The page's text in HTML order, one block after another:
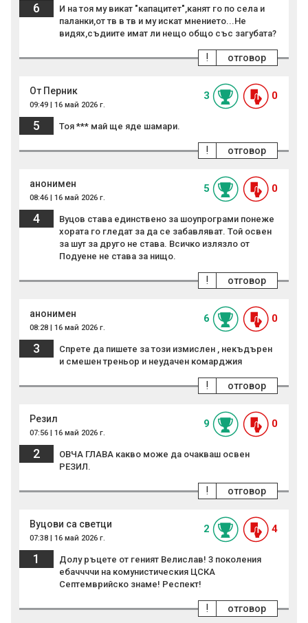
6
И на тоя му викат "капацитет",канят го по села и
паланки,от тв в тв и му искат мнението...Не
видях,съдиите имат ли нещо общо със загубата?
отговор
!
От Перник
09:49 | 16 май 2026 г.
3 0
5 Тоя *** май ще яде шамари.
отговор
!
анонимен
08:46 | 16 май 2026 г.
5 0
4
Вуцов става единствено за шоупрограми понеже
хората го гледат за да се забавляват. Той освен
за шут за друго не става. Всичко излязло от
Подуене не става за нищо.
отговор
!
анонимен
08:28 | 16 май 2026 г.
6 0
3
Спрете да пишете за този измислен , некъдърен
и смешен треньор и неудачен комарджия
отговор
!
Резил
07:56 | 16 май 2026 г.
9 0
2
ОВЧА ГЛАВА какво може да очакваш освен
РЕЗИЛ.
отговор
!
Вуцови са светци
07:38 | 16 май 2026 г.
2 4
1
Долу ръцете от геният Велислав! 3 поколения
ебаччччи на комунистическия ЦСКА
Септемврийско знаме! Респект!
отговор
!